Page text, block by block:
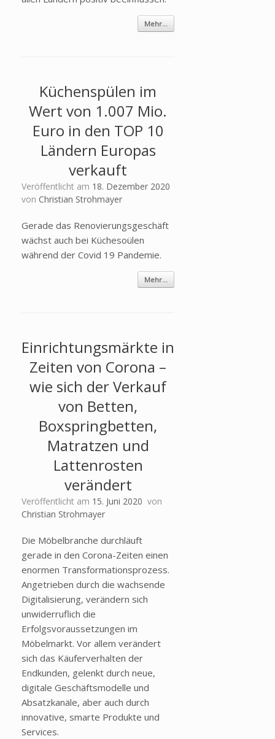
Mehr...
Küchenspülen im
Wert von 1.007 Mio.
Euro in den TOP 10
Ländern Europas
verkauft
Veröffentlicht am 18. Dezember 2020
von Christian Strohmayer
Gerade das Renovierungsgeschäft
wächst auch bei Küchesoülen
während der Covid 19 Pandemie.
Mehr...
Einrichtungsmärkte in
Zeiten von Corona –
wie sich der Verkauf
von Betten,
Boxspringbetten,
Matratzen und
Lattenrosten
verändert
Veröffentlicht am 15. Juni 2020 von
Christian Strohmayer
Die Möbelbranche durchläuft
gerade in den Corona-Zeiten einen
enormen Transformationsprozess.
Angetrieben durch die wachsende
Digitalisierung, verändern sich
unwiderruflich die
Erfolgsvoraussetzungen im
Möbelmarkt. Vor allem verändert
sich das Käuferverhalten der
Endkunden, gelenkt durch neue,
digitale Geschäftsmodelle und
Absatzkanäle, aber auch durch
innovative, smarte Produkte und
Services.